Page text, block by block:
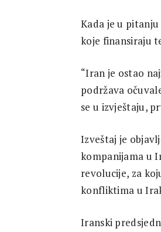
Kada je u
koje finansiraju
“Iran je ostao
podržava
se u izvještaju,
Izveštaj je
kompanijama u
revolucije, za
konfliktima u
Iranski